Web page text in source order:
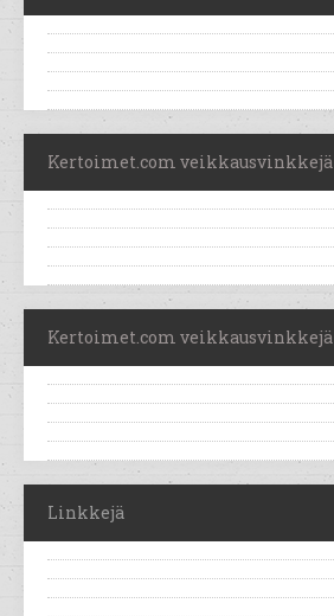
Kertoimet.com veikkausvinkkejä
Kertoimet.com veikkausvinkkejä
Linkkejä